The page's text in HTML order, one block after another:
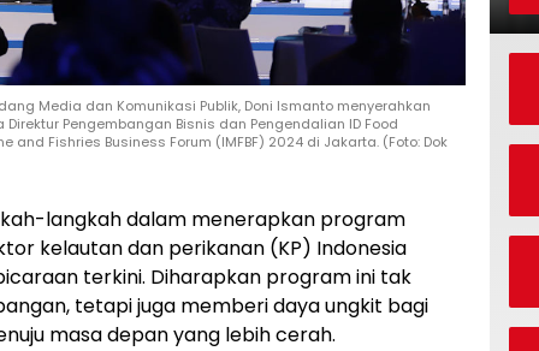
Media dan Komunikasi Publik, Doni Ismanto menyerahkan
Pengembangan Bisnis dan Pengendalian ID Food
Fishries Business Forum (IMFBF) 2024 di Jakarta. (Foto: Dok
langkah dalam menerapkan program
kelautan dan perikanan (KP) Indonesia
terkini. Diharapkan program ini tak
tetapi juga memberi daya ungkit bagi
masa depan yang lebih cerah.